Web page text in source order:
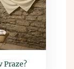
Praze?